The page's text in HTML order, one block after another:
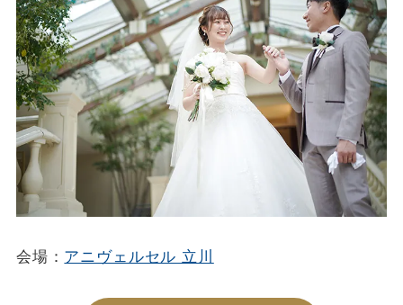
会場： アニヴェルセル 立川